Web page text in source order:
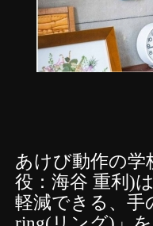
あけび動作の学
役：海谷 重利)
軽減できる、手